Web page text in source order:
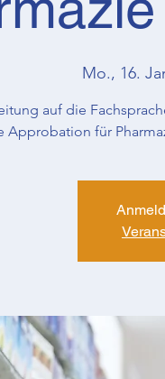
Mo., 16.
auf die
Approbation für